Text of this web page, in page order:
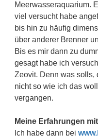
Meerwasseraquarium.
viel versucht habe
bis hin zu häufig
über anderer Brenner
Bis es mir dann zu
gesagt habe ich
Zeovit. Denn was solls,
nicht so wie ich das
vergangen.
Meine Erfahrungen
Ich habe dann bei